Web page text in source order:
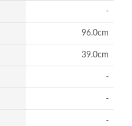
-
96.0cm
39.0cm
-
-
-